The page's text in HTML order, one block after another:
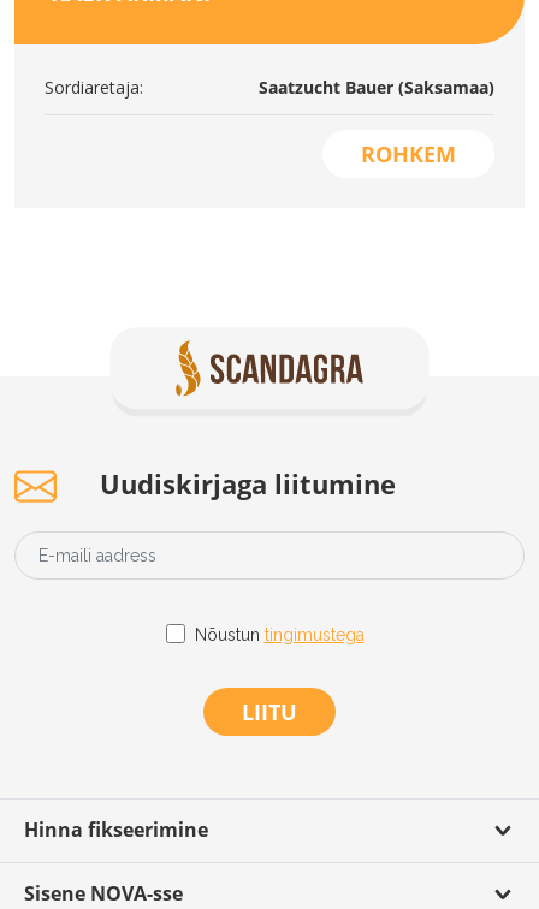
Sordiaretaja: Saatzucht Bauer (Saksamaa)
ROHKEM
Uudiskirjaga liitumine
Nõustun tingimustega
LIITU
Hinna fikseerimine
Sisene NOVA-sse